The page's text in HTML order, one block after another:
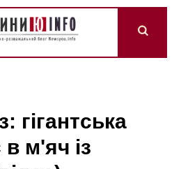
гігантська
в м'яч із